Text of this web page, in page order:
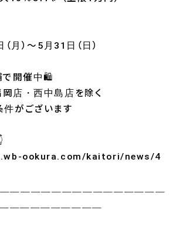
月）～5月31日（日）
で開催中🛍️
店・西中島店を除く
がございます
ookura.com/kaitori/news/4